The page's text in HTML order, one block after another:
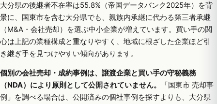
大分県の後継者不在率は55.8%（帝国データバンク2025年）を背
景に、国東市を含む大分県でも、親族内承継に代わる第三者承継
（M&A・会社売却）を選ぶ中小企業が増えています。買い手の関
心は上記の業種構成と重なりやすく、地域に根ざした企業ほど引
き継ぎ手を見つけやすい傾向があります。
個別の会社売却・成約事例は、譲渡企業と買い手の守秘義務
（NDA）により原則として公開されていません。
「国東市 売却事
例」を調べる場合は、公開済みの個社事例を探すよりも、大分県